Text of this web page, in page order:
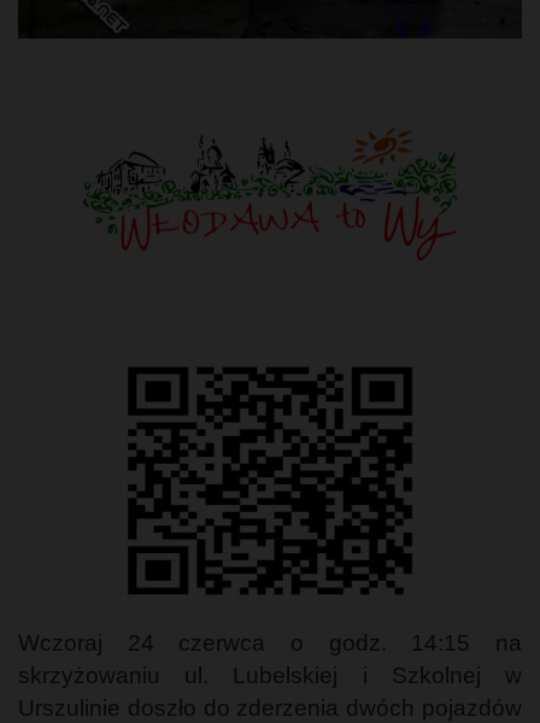
Wczoraj 24 czerwca o godz. 14:15 na
skrzyżowaniu ul. Lubelskiej i Szkolnej w
Urszulinie doszło do zderzenia dwóch pojazdów